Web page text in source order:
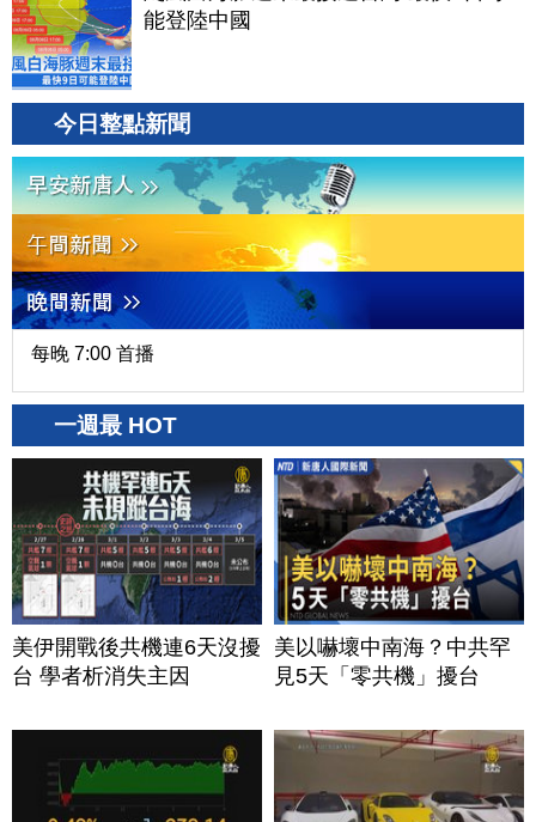
能登陸中國
今日整點新聞
每晚 7:00 首播
一週最 HOT
美伊開戰後共機連6天沒擾
台 學者析消失主因
美以嚇壞中南海？中共罕
見5天「零共機」擾台